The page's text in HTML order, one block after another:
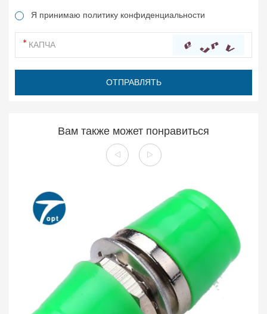
Я принимаю политику конфиденциальности
Вам также может понравиться